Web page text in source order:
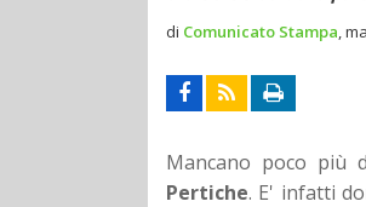
di Comunicato Stampa
Mancano poco più
Pertiche. E' infatti